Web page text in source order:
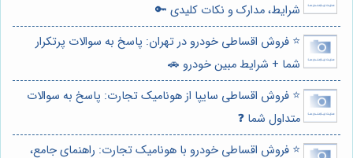
شرایط، مدارک و نکات کلیدی 🔑
⭐️ فروش اقساطی خودرو در تهران: پاسخ به سوالات پرتکرار
شما + شرایط مبین خودرو 🚗
⭐️ فروش اقساطی سایپا از هونامیک تجارت: پاسخ به سوالات
متداول شما ❓
⭐️ فروش اقساطی خودرو با هونامیک تجارت: راهنمای جامع،